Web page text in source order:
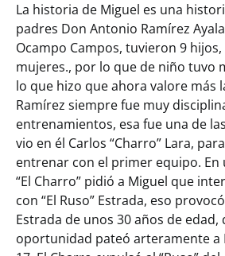
La historia de Miguel es una
padres Don Antonio Ramírez
Ocampo Campos, tuvieron 9
mujeres., por lo que de niño tuvo
lo que hizo que ahora valore más
Ramírez siempre fue muy
entrenamientos, esa fue una de
vio en él Carlos “Charro” Lara,
entrenar con el primer equipo. En
“El Charro” pidió a Miguel que
con “El Ruso” Estrada, eso
Estrada de unos 30 años de
oportunidad pateó arteramente a